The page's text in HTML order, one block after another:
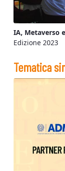
IA, Metaverso
Edizione 2023
Tematica